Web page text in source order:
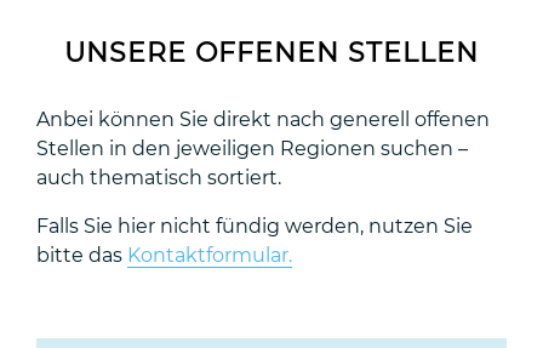
UNSERE OFFENEN STELLEN
Anbei können Sie direkt nach generell offenen
Stellen in den jeweiligen Regionen suchen –
auch thematisch sortiert.
Falls Sie hier nicht fündig werden, nutzen Sie
bitte das Kontaktformular.